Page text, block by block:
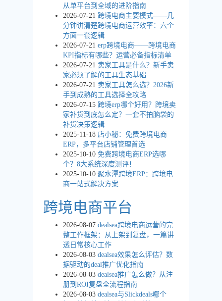
从单平台到全域的进阶指南
2026-07-21 跨境电商主要模式——几
分钟讲清楚跨境电商运营效率：六个
方面一套逻辑
2026-07-21 erp跨境电商——跨境电商
KPI指标有哪些？运营必备指标清单
2026-07-21 卖家工具是什么？新手卖
家必须了解的工具生态基础
2026-07-21 卖家工具怎么选？2026新
手到成熟的工具选择全攻略
2026-07-15 跨境erp哪个好用？跨境卖
家补货到底怎么定？一套不拍脑袋的
补货决策逻辑
2025-11-18 店小秘：免费跨境电商
ERP，多平台店铺管理首选
2025-10-10 免费跨境电商ERP选哪
个？8大系统深度测评！
2025-10-10 聚水潭跨境ERP：跨境电
商一站式解决方案
跨境电商平台
2026-08-07 dealsea跨境电商运营的完
整工作框架：从上架到复盘，一篇讲
透日常核心工作
2026-08-03 dealsea效果怎么评估？数
据驱动的deal推广优化指南
2026-08-03 dealsea推广怎么做？从注
册到ROI复盘全流程指南
2026-08-03 dealsea与Slickdeals哪个